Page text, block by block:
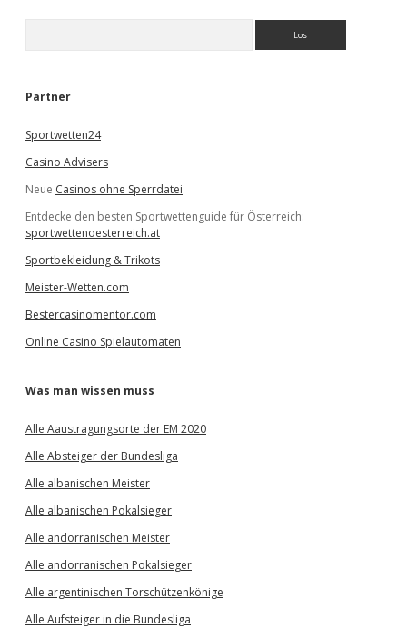
e
Partner
Sportwetten24
Casino Advisers
Neue Casinos ohne Sperrdatei
Entdecke den besten Sportwettenguide für Österreich:
sportwettenoesterreich.at
Sportbekleidung & Trikots
Meister-Wetten.com
Bestercasinomentor.com
Online Casino Spielautomaten
Was man wissen muss
Alle Aaustragungsorte der EM 2020
Alle Absteiger der Bundesliga
Alle albanischen Meister
Alle albanischen Pokalsieger
Alle andorranischen Meister
Alle andorranischen Pokalsieger
Alle argentinischen Torschützenkönige
Alle Aufsteiger in die Bundesliga